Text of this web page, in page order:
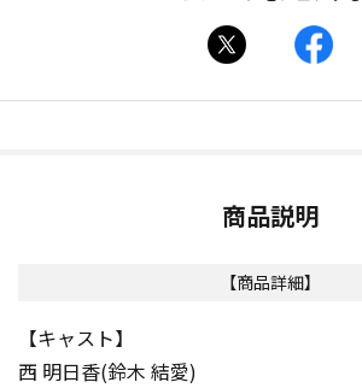
商品説明
【商品詳細】
【キャスト】
西 明日香(鈴木 結愛)